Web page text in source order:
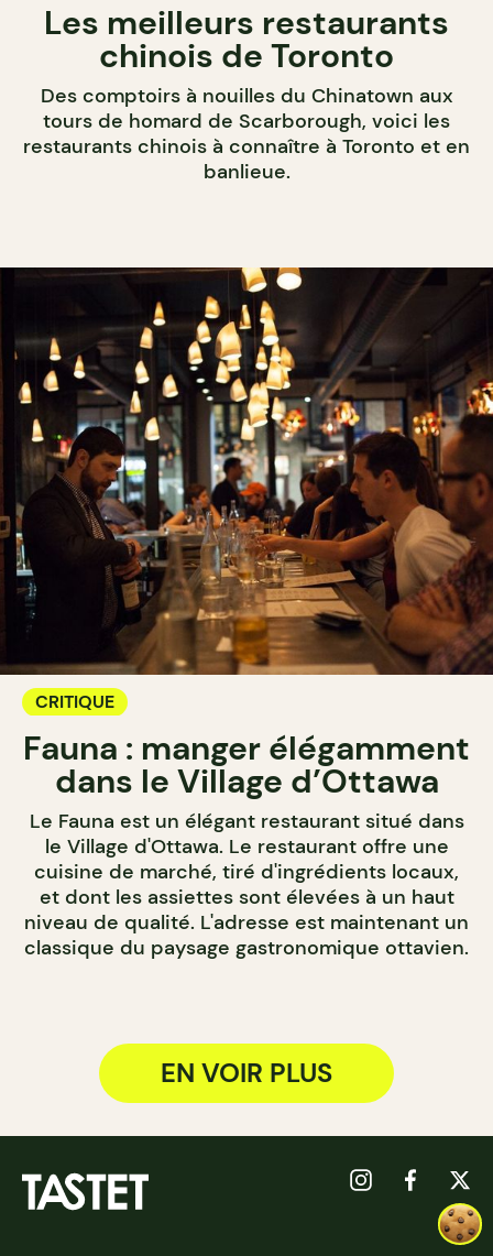
Les meilleurs restaurants
chinois de Toronto
Des comptoirs à nouilles du Chinatown aux
tours de homard de Scarborough, voici les
restaurants chinois à connaître à Toronto et en
banlieue.
CRITIQUE
Fauna : manger élégamment
dans le Village d’Ottawa
Le Fauna est un élégant restaurant situé dans
le Village d'Ottawa. Le restaurant offre une
cuisine de marché, tiré d'ingrédients locaux,
et dont les assiettes sont élevées à un haut
niveau de qualité. L'adresse est maintenant un
classique du paysage gastronomique ottavien.
EN VOIR PLUS